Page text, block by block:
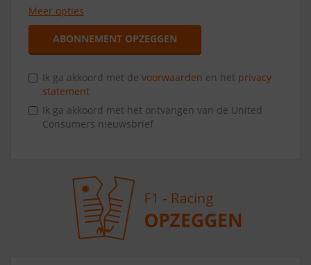
Meer opties
ABONNEMENT OPZEGGEN
Ik ga akkoord met de voorwaarden en het privacy
statement
Ik ga akkoord met het ontvangen van de United
Consumers nieuwsbrief